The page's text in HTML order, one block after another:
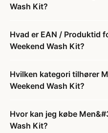
Wash Kit?
Hvad er EAN / Produktid
Weekend Wash Kit?
Hvilken kategori tilhører
Weekend Wash Kit?
Hvor kan jeg købe
Wash Kit?